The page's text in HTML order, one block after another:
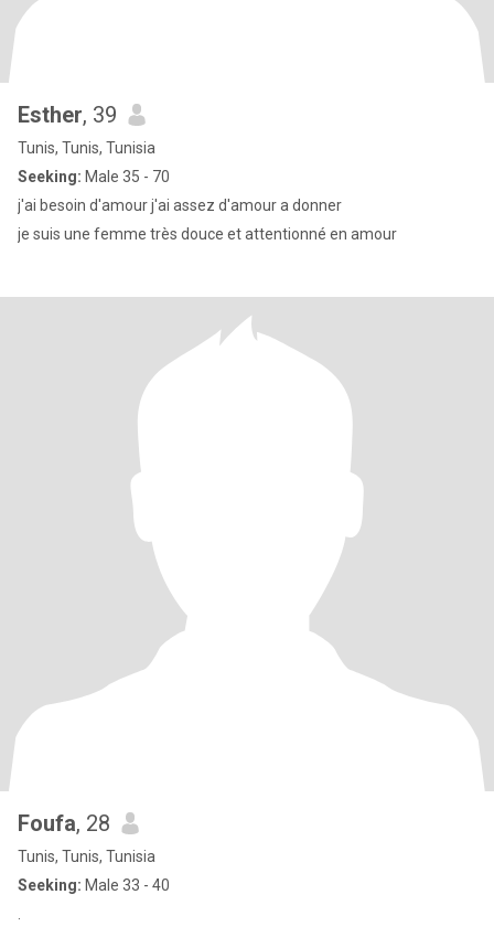
Esther, 39
Tunis, Tunis, Tunisia
Seeking: Male 35 - 70
j'ai besoin d'amour j'ai assez d'amour a donner
je suis une femme très douce et attentionné en amour
Foufa, 28
Tunis, Tunis, Tunisia
Seeking: Male 33 - 40